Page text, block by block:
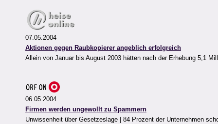
07.05.2004
Aktionen gegen Raubkopierer angeblich erfolgreich
Allein von Januar bis August 2003 hätten nach der Erhebung 5,1
06.05.2004
Firmen werden ungewollt zu Spammern
Unwissenheit über Gesetzeslage | 84 Prozent der Unternehmen